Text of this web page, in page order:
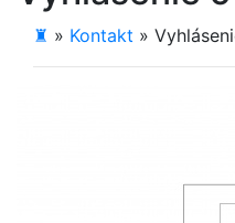
♜ » Kontakt »